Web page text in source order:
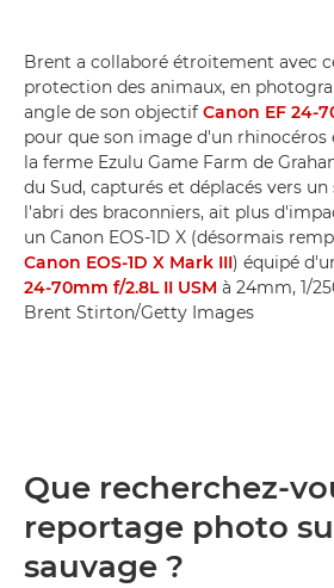
Brent a collaboré étroitement avec
protection des animaux, en
angle de son objectif Canon EF 24-
pour que son image d'un rhinocéros
la ferme Ezulu Game Farm de
du Sud, capturés et déplacés vers
l'abri des braconniers, ait plus
un Canon EOS-1D X (désormais
Canon EOS-1D X Mark III) équipé
24-70mm f/2.8L II USM à 24mm, 1/
Brent Stirton/Getty Images
Que recherchez-
reportage photo
sauvage ?